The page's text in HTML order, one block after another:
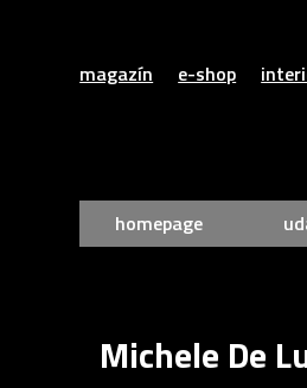
magazín e-shop
homepage
Michele De